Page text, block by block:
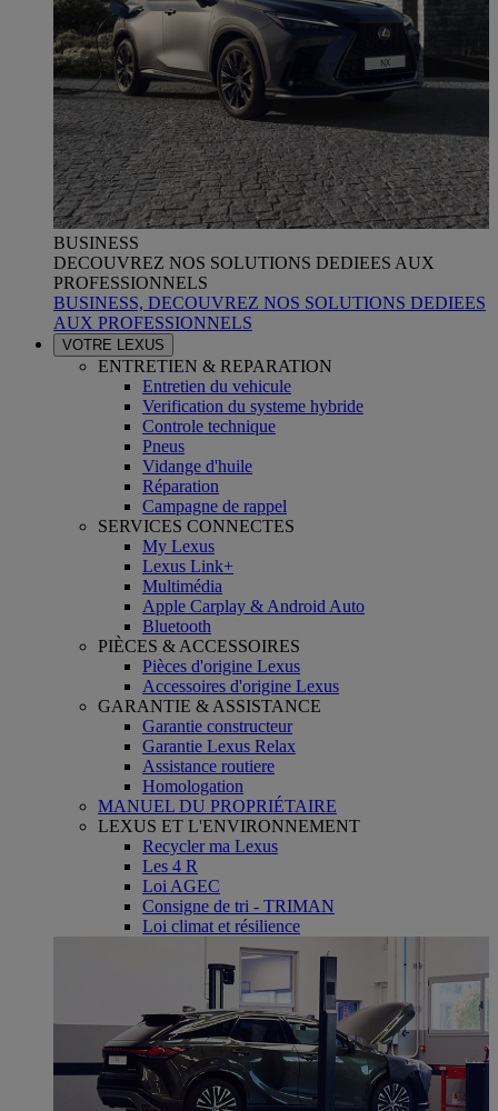
BUSINESS
DECOUVREZ NOS SOLUTIONS DEDIEES AUX
PROFESSIONNELS
BUSINESS, DECOUVREZ NOS SOLUTIONS DEDIEES
AUX PROFESSIONNELS
VOTRE LEXUS
ENTRETIEN & REPARATION
Entretien du vehicule
Verification du systeme hybride
Controle technique
Pneus
Vidange d'huile
Réparation
Campagne de rappel
SERVICES CONNECTES
My Lexus
Lexus Link+
Multimédia
Apple Carplay & Android Auto
Bluetooth
PIÈCES & ACCESSOIRES
Pièces d'origine Lexus
Accessoires d'origine Lexus
GARANTIE & ASSISTANCE
Garantie constructeur
Garantie Lexus Relax
Assistance routiere
Homologation
MANUEL DU PROPRIÉTAIRE
LEXUS ET L'ENVIRONNEMENT
Recycler ma Lexus
Les 4 R
Loi AGEC
Consigne de tri - TRIMAN
Loi climat et résilience